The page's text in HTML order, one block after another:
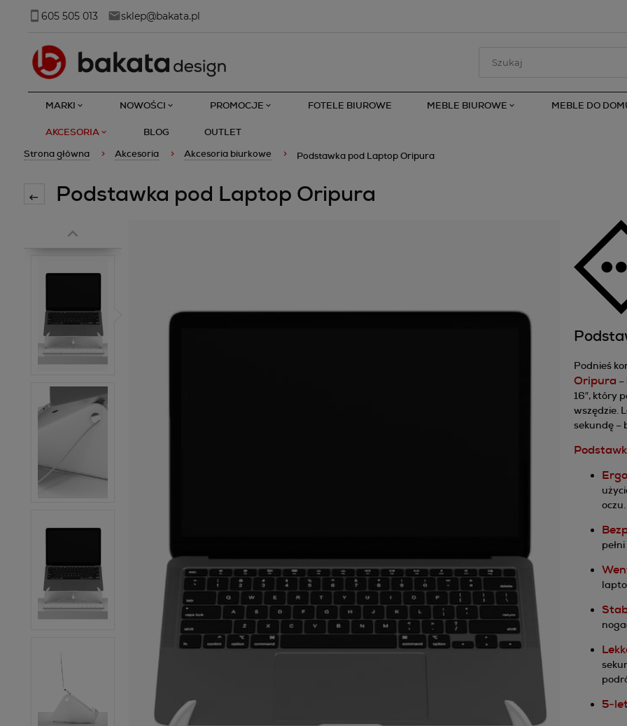
605 505 013 sklep@bakata.pl
MARKI NOWOŚCI PROMOCJE FOTELE BIUROWE MEBLE BIUROWE MEBLE DO
AKCESORIA BLOG
OUTLET
Strona główna
Akcesoria Akcesoria biurkowe Podstawka pod Laptop Oripura
Podstawka pod Laptop Oripura
Podnieś
Oripura
16″, który
wszędzie.
sekundę –
oczu.